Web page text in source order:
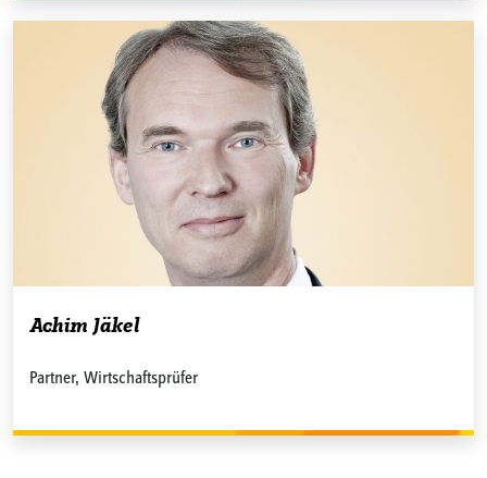
Achim Jäkel
Partner, Wirtschaftsprüfer